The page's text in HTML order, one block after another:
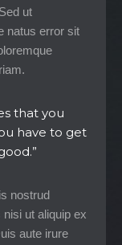
ut
natus error sit
that you
have to get
nostrud
ut aliquip ex
aute irure